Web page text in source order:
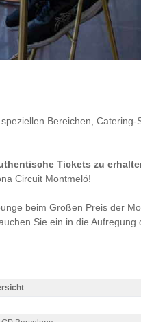
Bereichen,
Tickets zu
Circuit Montmeló!
beim Großen Preis der
Sie ein in die